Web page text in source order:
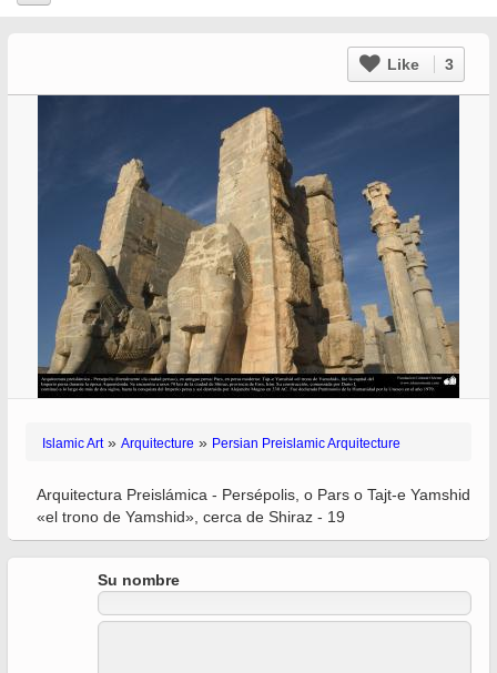
Like 3
Islamic Art» Arquitecture » Persian Preislamic Arquitecture
Arquitectura Preislámica - Persépolis, o Pars o Tajt-e Yamshid
«el trono de Yamshid», cerca de Shiraz - 19
Su nombre